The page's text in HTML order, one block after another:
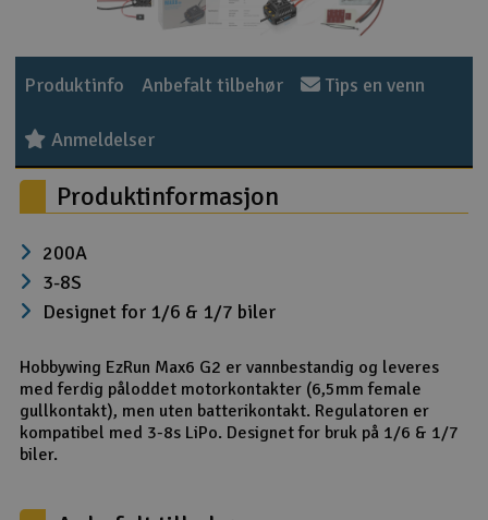
Motor & tilbehør
Outlet
Radioutstyr
Raketter
Solenergi
Verktøy, utstyr & tilbehør
Produktinfo Anbefalt tilbehør Tips en venn
Anmeldelser
Produktinformasjon
200A
3-8S
Designet for 1/6 & 1/7 biler
Hobbywing EzRun Max6 G2 er vannbestandig og leveres
med ferdig påloddet motorkontakter (6,5mm female
gullkontakt), men uten batterikontakt. Regulatoren er
kompatibel med 3-8s LiPo. Designet for bruk på 1/6 & 1/7
biler.